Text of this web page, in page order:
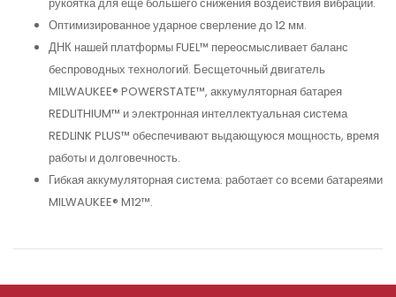
Оптимизированное ударное сверление до 12 мм.
ДНК нашей платформы FUEL™ переосмысливает баланс
беспроводных технологий. Бесщеточный двигатель
MILWAUKEE® POWERSTATE™, аккумуляторная батарея
REDLITHIUM™ и электронная интеллектуальная система
REDLINK PLUS™ обеспечивают выдающуюся мощность, время
работы и долговечность.
Гибкая аккумуляторная система: работает со всеми батареями
MILWAUKEE® M12™.